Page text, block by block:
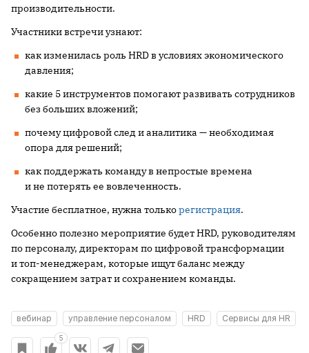
производительности.
Участники встречи узнают:
как изменилась роль HRD в условиях экономического
давления;
какие 5 инструментов помогают развивать сотрудников
без больших вложений;
почему цифровой след и аналитика — необходимая
опора для решений;
как поддержать команду в непростые времена
и не потерять ее вовлеченность.
Участие бесплатное, нужна толькорегистрация.
Особенно полезно мероприятие будет HRD, руководителям
по персоналу, директорам по цифровой трансформации
и топ-менеджерам, которые ищут баланс между
сокращением затрат и сохранением команды.
вебинар управление персоналом HRD Сервисы для HR
5